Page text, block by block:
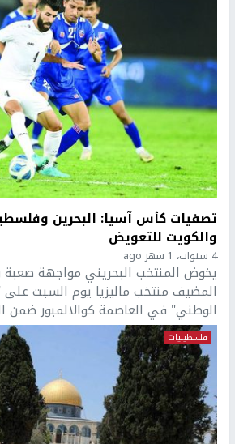
تصفيات كأس آسيا: البحرين
والكويت للتعويض
4 سنوات، 1 شهر ago
يخوض المنتخب البحريني مواجهة صعبة
المضيف منتخب ماليزيا يوم السبت على
الوطني" في العاصمة كوالالمبور ضمن
فلسطينيات